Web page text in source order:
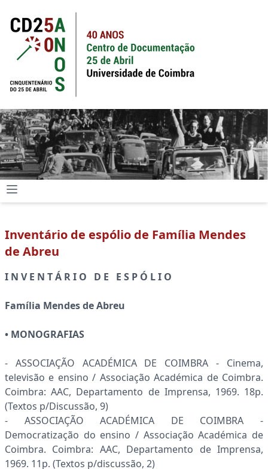
Inventário de espólio de Família Mendes
de Abreu
I N V E N T Á R I O D E E S P Ó L I O
Família Mendes de Abreu
• MONOGRAFIAS
- ASSOCIAÇÃO ACADÉMICA DE COIMBRA - Cinema,
televisão e ensino / Associação Académica de Coimbra.
Coimbra: AAC, Departamento de Imprensa, 1969. 18p.
(Textos p/Discussão, 9)
- ASSOCIAÇÃO ACADÉMICA DE COIMBRA -
Democratização do ensino / Associação Académica de
Coimbra. Coimbra: AAC, Departamento de Imprensa,
1969. 11p. (Textos p/discussão, 2)